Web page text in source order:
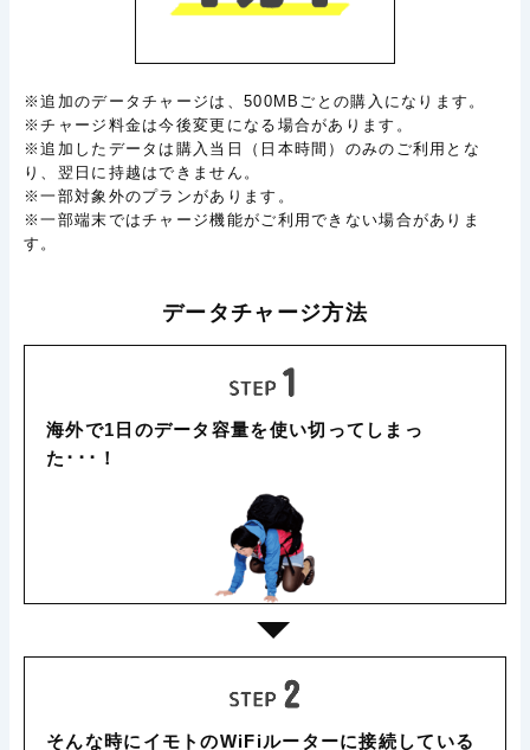
※追加のデータチャージは、500MBごとの購入になります。
※チャージ料金は今後変更になる場合があります。
※追加したデータは購入当日（日本時間）のみのご利用とな
り、翌日に持越はできません。
※一部対象外のプランがあります。
※一部端末ではチャージ機能がご利用できない場合がありま
す。
データチャージ方法
海外で1日のデータ容量を使い切ってしまっ
た･･･！
そんな時にイモトのWiFiルーターに接続している